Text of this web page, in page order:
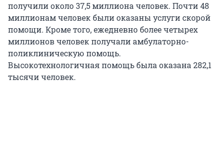
получили около 37,5 миллиона человек. Почти 48
миллионам человек были оказаны услуги скорой
помощи. Кроме того, ежедневно более четырех
миллионов человек получали амбулаторно-
поликлиническую помощь.
Высокотехнологичная помощь была оказана 282,1
тысячи человек.